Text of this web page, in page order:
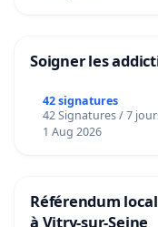
Soigner les
42 signatures
42 Signatures / 7
1 Aug 2026
Référendum
à Vitry-sur-Seine